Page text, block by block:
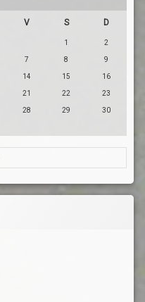
V S D
1 2
7 8 9
14 15 16
21 22 23
28 29 30